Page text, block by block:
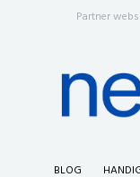
Partner
BLOG